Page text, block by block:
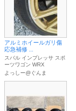
アルミホイールガリ傷
応急補修 ...
スバル インプレッサ スポ
ーツワゴン WRX
よっしー@ぐんま